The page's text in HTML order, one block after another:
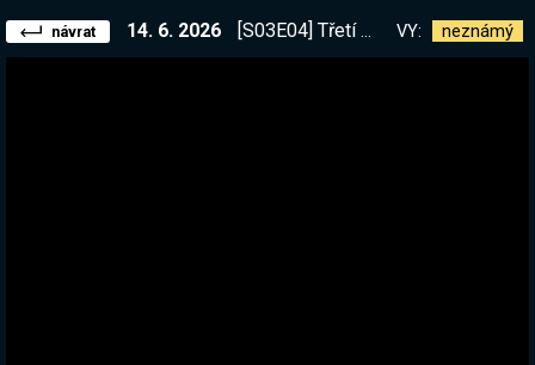
návrat 14. 6. 2026 [S03E04] Třetí sezona Vintage Story je tady! Mám nekonečno mědi. A nejspíš i bronzu, tohle bude velké! VY: neznámý